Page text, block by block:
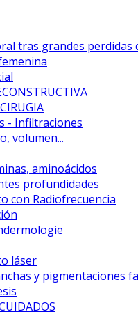
tras grandes perdidas
- Infiltraciones
volumen...
aminoácidos
profundidades
con Radiofrecuencia
láser
y pigmentaciones